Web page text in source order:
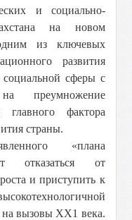
и социально-
на новом
из ключевых
развития
социальной сферы с
преумножение
главного фактора
страны.
«плана
отказаться от
и приступить к
на вызовы ХХ1 века.